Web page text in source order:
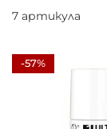
7 артикула
-57%